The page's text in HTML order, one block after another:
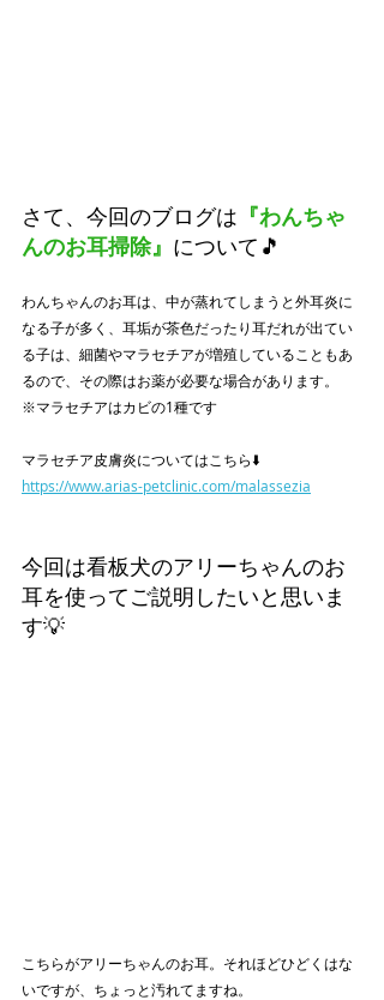
さて、今回のブログは 『わんちゃ
んのお耳掃除』 について🎵
わんちゃんのお耳は、中が蒸れてしまうと外耳炎に
なる子が多く、耳垢が茶色だったり耳だれが出てい
る子は、細菌やマラセチアが増殖していることもあ
るので、その際はお薬が必要な場合があります。
※マラセチアはカビの1種です
マラセチア皮膚炎についてはこちら⬇️
https://www.arias-petclinic.com/malassezia
今回は看板犬のアリーちゃんのお
耳を使ってご説明したいと思いま
す💡
こちらがアリーちゃんのお耳。それほどひどくはな
いですが、ちょっと汚れてますね。